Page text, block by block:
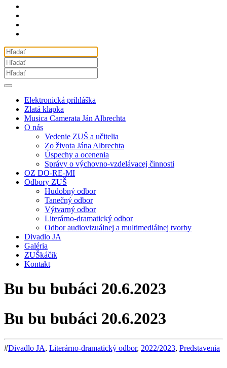
Elektronická prihláška
Zlatá klapka
Musica Camerata Ján Albrechta
O nás
Vedenie ZUŠ a učitelia
Zo života Jána Albrechta
Úspechy a ocenenia
Správy o výchovno-vzdelávacej činnosti
OZ DO-RE-MI
Odbory ZUŠ
Hudobný odbor
Tanečný odbor
Výtvarný odbor
Literárno-dramatický odbor
Odbor audiovizuálnej a multimediálnej tvorby
Divadlo JA
Galéria
ZUŠkáčik
Kontakt
Bu bu bubáci 20.6.2023
Bu bu bubáci 20.6.2023
#Divadlo JA, Literárno-dramatický odbor, 2022/2023, Predstavenia